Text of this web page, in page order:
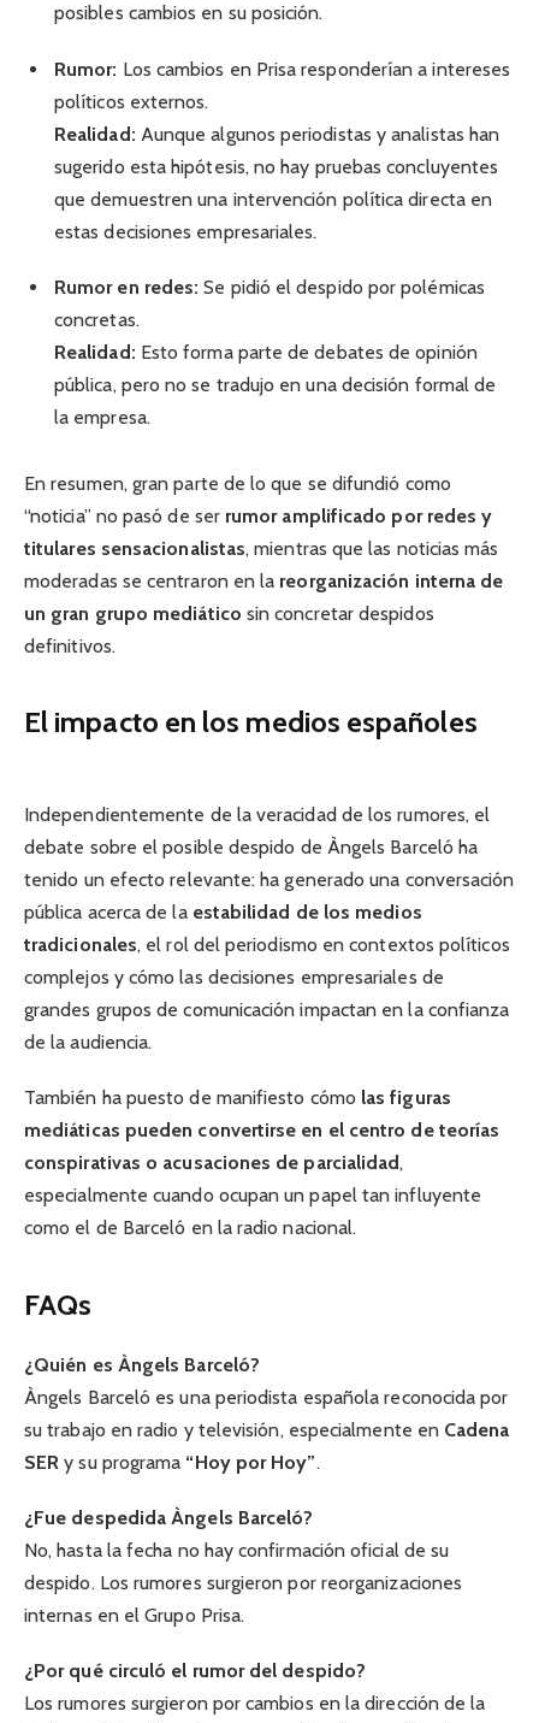
posibles cambios en su posición.
Rumor: Los cambios en Prisa responderían a intereses
políticos externos.
Realidad: Aunque algunos periodistas y analistas han
sugerido esta hipótesis, no hay pruebas concluyentes
que demuestren una intervención política directa en
estas decisiones empresariales.
Rumor en redes: Se pidió el despido por polémicas
concretas.
Realidad: Esto forma parte de debates de opinión
pública, pero no se tradujo en una decisión formal de
la empresa.
En resumen, gran parte de lo que se difundió como
“noticia” no pasó de ser rumor amplificado por redes y
titulares sensacionalistas, mientras que las noticias más
moderadas se centraron en la reorganización interna de
un gran grupo mediático sin concretar despidos
definitivos.
El impacto en los medios españoles
Independientemente de la veracidad de los rumores, el
debate sobre el posible despido de Àngels Barceló ha
tenido un efecto relevante: ha generado una conversación
pública acerca de la estabilidad de los medios
tradicionales, el rol del periodismo en contextos políticos
complejos y cómo las decisiones empresariales de
grandes grupos de comunicación impactan en la confianza
de la audiencia.
También ha puesto de manifiesto cómo las figuras
mediáticas pueden convertirse en el centro de teorías
conspirativas o acusaciones de parcialidad,
especialmente cuando ocupan un papel tan influyente
como el de Barceló en la radio nacional.
FAQs
¿Quién es Àngels Barceló?
Àngels Barceló es una periodista española reconocida por
su trabajo en radio y televisión, especialmente en Cadena
SER y su programa “Hoy por Hoy”.
¿Fue despedida Àngels Barceló?
No, hasta la fecha no hay confirmación oficial de su
despido. Los rumores surgieron por reorganizaciones
internas en el Grupo Prisa.
¿Por qué circuló el rumor del despido?
Los rumores surgieron por cambios en la dirección de la